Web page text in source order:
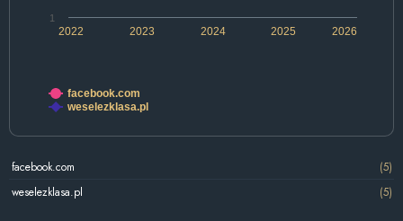
2022 2024 2026
2023 2025
1
facebook.com
weselezklasa.pl
facebook.com
(5)
weselezklasa.pl
(5)